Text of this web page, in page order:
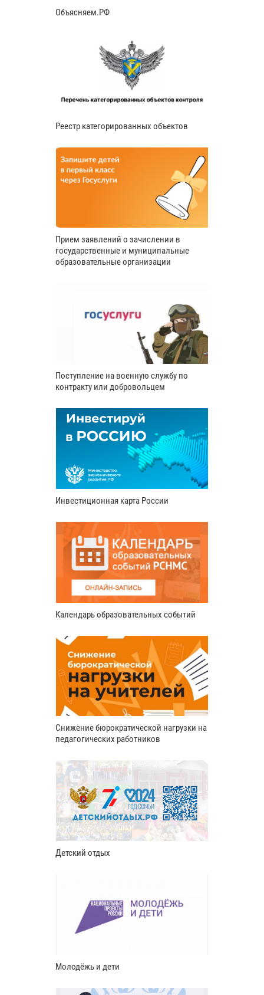
Объясняем.РФ
Реестр категорированных объектов
Прием заявлений о зачислении в
государственные и муниципальные
образовательные организации
Поступление на военную службу по
контракту или добровольцем
Инвестиционная карта России
Календарь образовательных событий
Снижение бюрократической нагрузки на
педагогических работников
Детский отдых
Молодёжь и дети